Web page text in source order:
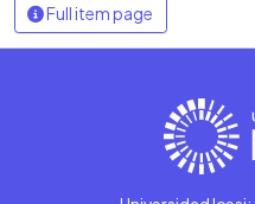
Full item page